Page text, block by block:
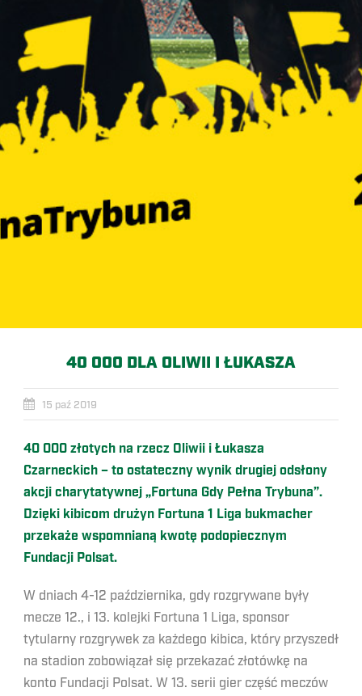
40 000 DLA OLIWII I ŁUKASZA
15 paź 2019
40 000 złotych na rzecz Oliwii i Łukasza
Czarneckich – to ostateczny wynik drugiej odsłony
akcji charytatywnej „Fortuna Gdy Pełna Trybuna”.
Dzięki kibicom drużyn Fortuna 1 Liga bukmacher
przekaże wspomnianą kwotę podopiecznym
Fundacji Polsat.
W dniach 4-12 października, gdy rozgrywane były
mecze 12., i 13. kolejki Fortuna 1 Liga, sponsor
tytularny rozgrywek za każdego kibica, który przyszedł
na stadion zobowiązał się przekazać złotówkę na
konto Fundacji Polsat. W 13. serii gier część meczów